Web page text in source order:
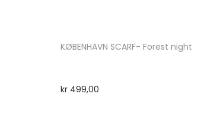
KØBENHAVN SCARF- Forest night
kr 499,00